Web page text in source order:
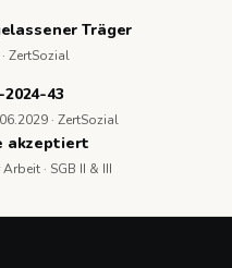
Träger
ZertSozial
43
· ZertSozial
akzeptiert
· SGB II & III